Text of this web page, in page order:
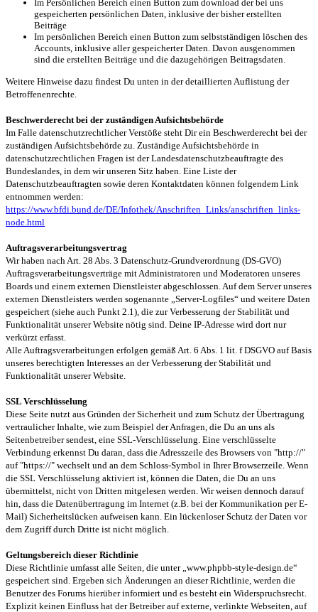
Im Persönlichen Bereich einen Button zum download der bei uns
gespeicherten persönlichen Daten, inklusive der bisher erstellten
Beiträge
Im persönlichen Bereich einen Button zum selbstständigen löschen des
Accounts, inklusive aller gespeicherter Daten. Davon ausgenommen
sind die erstellten Beiträge und die dazugehörigen Beitragsdaten.
Weitere Hinweise dazu findest Du unten in der detaillierten Auflistung der
Betroffenenrechte.
Beschwerderecht bei der zuständigen Aufsichtsbehörde
Im Falle datenschutzrechtlicher Verstöße steht Dir ein Beschwerderecht bei der
zuständigen Aufsichtsbehörde zu. Zuständige Aufsichtsbehörde in
datenschutzrechtlichen Fragen ist der Landesdatenschutzbeauftragte des
Bundeslandes, in dem wir unseren Sitz haben. Eine Liste der
Datenschutzbeauftragten sowie deren Kontaktdaten können folgendem Link
entnommen werden:
https://www.bfdi.bund.de/DE/Infothek/Anschriften_Links/anschriften_links-
node.html
Auftragsverarbeitungsvertrag
Wir haben nach Art. 28 Abs. 3 Datenschutz-Grundverordnung (DS-GVO)
Auftragsverarbeitungsverträge mit Administratoren und Moderatoren unseres
Boards und einem externen Dienstleister abgeschlossen. Auf dem Server unseres
externen Dienstleisters werden sogenannte „Server-Logfiles“ und weitere Daten
gespeichert (siehe auch Punkt 2.1), die zur Verbesserung der Stabilität und
Funktionalität unserer Website nötig sind. Deine IP-Adresse wird dort nur
verkürzt erfasst.
Alle Auftragsverarbeitungen erfolgen gemäß Art. 6 Abs. 1 lit. f DSGVO auf Basis
unseres berechtigten Interesses an der Verbesserung der Stabilität und
Funktionalität unserer Website.
SSL Verschlüsselung
Diese Seite nutzt aus Gründen der Sicherheit und zum Schutz der Übertragung
vertraulicher Inhalte, wie zum Beispiel der Anfragen, die Du an uns als
Seitenbetreiber sendest, eine SSL-Verschlüsselung. Eine verschlüsselte
Verbindung erkennst Du daran, dass die Adresszeile des Browsers von "http://"
auf "https://" wechselt und an dem Schloss-Symbol in Ihrer Browserzeile. Wenn
die SSL Verschlüsselung aktiviert ist, können die Daten, die Du an uns
übermittelst, nicht von Dritten mitgelesen werden. Wir weisen dennoch darauf
hin, dass die Datenübertragung im Internet (z.B. bei der Kommunikation per E-
Mail) Sicherheitslücken aufweisen kann. Ein lückenloser Schutz der Daten vor
dem Zugriff durch Dritte ist nicht möglich.
Geltungsbereich dieser Richtlinie
Diese Richtlinie umfasst alle Seiten, die unter „www.phpbb-style-design.de“
gespeichert sind. Ergeben sich Änderungen an dieser Richtlinie, werden die
Benutzer des Forums hierüber informiert und es besteht ein Widerspruchsrecht.
Explizit keinen Einfluss hat der Betreiber auf externe, verlinkte Webseiten, auf